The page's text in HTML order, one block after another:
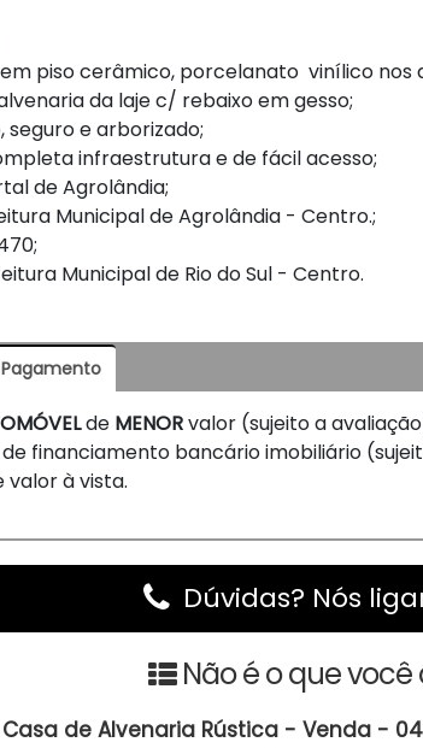
piso cerâmico, porcelanato vinílico nos
da laje c/ rebaixo em gesso;
seguro e arborizado;
infraestrutura e de fácil acesso;
de Agrolândia;
Municipal de Agrolândia - Centro.;
Municipal de Rio do Sul - Centro.
de MENORvalor (sujeito a
de financiamento bancário imobiliário
valor à vista.
Dúvidas? Nós
Não é o que
Casa de Alvenaria Rústica - Venda - 04